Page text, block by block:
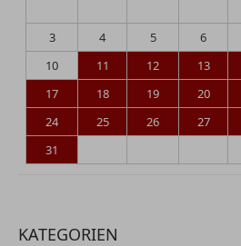
3
4 5 6
10
11 12 13
17
18 19 20
24
25 26 27
31
KATEGORIEN